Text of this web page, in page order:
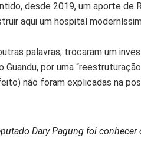
desde 2019, um aporte de
aqui um hospital
palavras, trocaram um
Guandu, por uma
não foram explicadas na
Dary Pagung foi